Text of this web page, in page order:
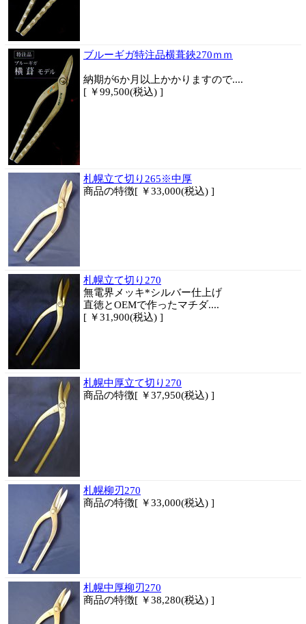
ブルーギガ特注品横葺鋏270ｍｍ
納期が6か月以上かかりますので....
[ ￥99,500(税込) ]
札幌立て切り265※中厚
商品の特徴[ ￥33,000(税込) ]
札幌立て切り270
無電界メッキ*シルバー仕上げ
直徳とOEMで作ったマチダ....
[ ￥31,900(税込) ]
札幌中厚立て切り270
商品の特徴[ ￥37,950(税込) ]
札幌柳刃270
商品の特徴[ ￥33,000(税込) ]
札幌中厚柳刃270
商品の特徴[ ￥38,280(税込) ]